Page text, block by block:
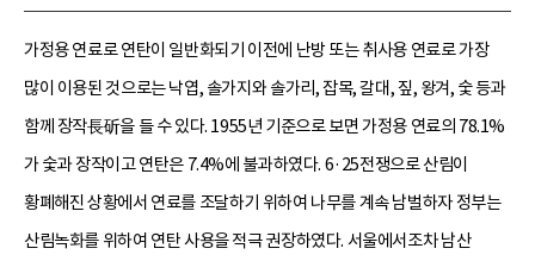
가정용 연료로 연탄이 일반화되기 이전에 난방 또는 취사용 연료로 가장
많이 이용된 것으로는 낙엽, 솔가지와 솔가리, 잡목, 갈대, 짚, 왕겨, 숯 등과
함께 장작長斫을 들 수 있다. 1955년 기준으로 보면 가정용 연료의 78.1%
가 숯과 장작이고 연탄은 7.4%에 불과하였다. 6·25전쟁으로 산림이
황폐해진 상황에서 연료를 조달하기 위하여 나무를 계속 남벌하자 정부는
산림녹화를 위하여 연탄 사용을 적극 권장하였다. 서울에서조차 남산